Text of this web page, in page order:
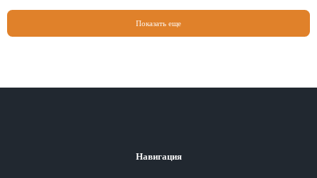
Показать еще
Навигация